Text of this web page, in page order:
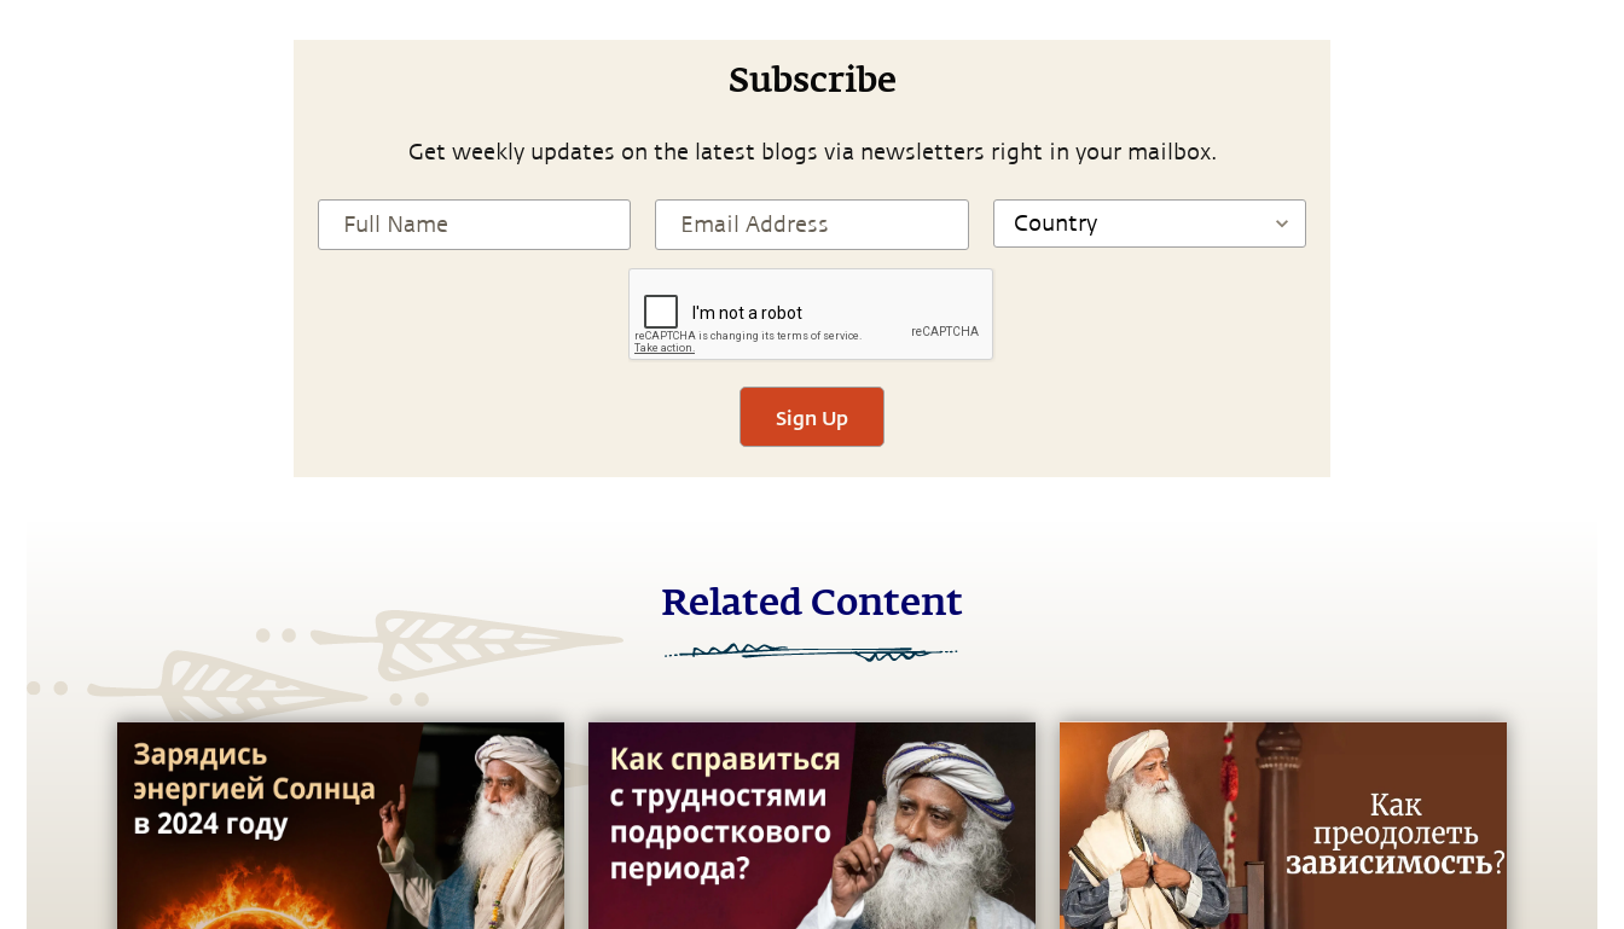
Subscribe
Get weekly updates on the latest blogs via newsletters right in your mailbox.
Sign Up
Related Content